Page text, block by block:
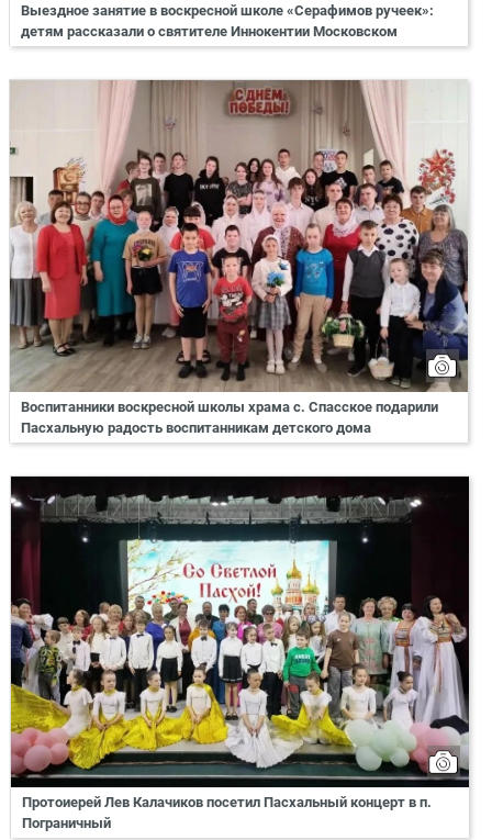
Выездное занятие в воскресной школе «Серафимов ручеек»:
детям рассказали о святителе Иннокентии Московском
Воспитанники воскресной школы храма с. Спасское подарили
Пасхальную радость воспитанникам детского дома
Протоиерей Лев Калачиков посетил Пасхальный концерт в п.
Пограничный